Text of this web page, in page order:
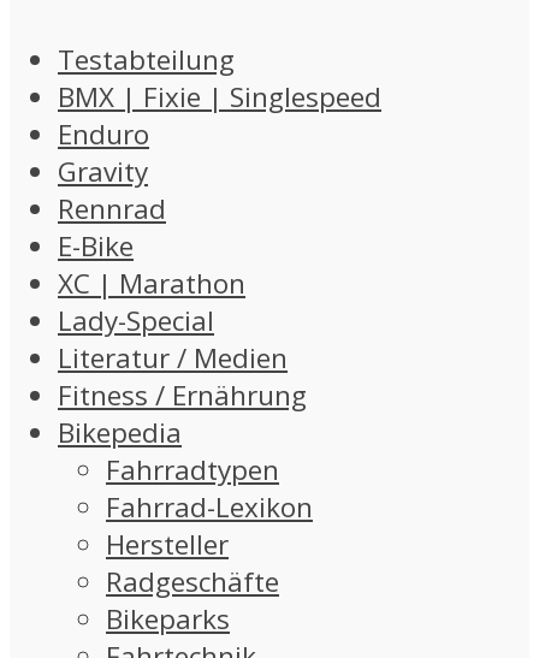
Testabteilung
BMX | Fixie | Singlespeed
Enduro
Gravity
Rennrad
E-Bike
XC | Marathon
Lady-Special
Literatur / Medien
Fitness / Ernährung
Bikepedia
Fahrradtypen
Fahrrad-Lexikon
Hersteller
Radgeschäfte
Bikeparks